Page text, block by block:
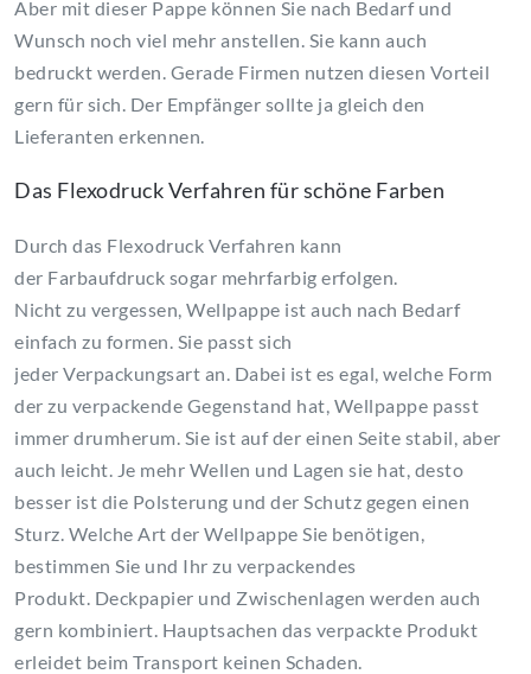
Aber mit dieser Pappe können Sie nach Bedarf und
Wunsch noch viel mehr anstellen. Sie kann auch
bedruckt werden. Gerade Firmen nutzen diesen Vorteil
gern für sich. Der Empfänger sollte ja gleich den
Lieferanten erkennen.
Das Flexodruck Verfahren für schöne Farben
Durch das Flexodruck Verfahren kann
der Farbaufdruck sogar mehrfarbig erfolgen.
Nicht zu vergessen, Wellpappe ist auch nach Bedarf
einfach zu formen. Sie passt sich
jeder Verpackungsart an. Dabei ist es egal, welche Form
der zu verpackende Gegenstand hat, Wellpappe passt
immer drumherum. Sie ist auf der einen Seite stabil, aber
auch leicht. Je mehr Wellen und Lagen sie hat, desto
besser ist die Polsterung und der Schutz gegen einen
Sturz. Welche Art der Wellpappe Sie benötigen,
bestimmen Sie und Ihr zu verpackendes
Produkt. Deckpapier und Zwischenlagen werden auch
gern kombiniert. Hauptsachen das verpackte Produkt
erleidet beim Transport keinen Schaden.